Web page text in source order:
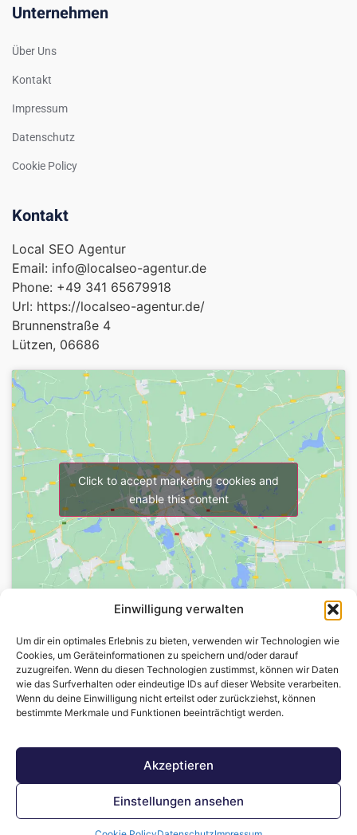
Einwilligung verwalten
Um dir ein optimales Erlebnis zu bieten, verwenden wir Technologien wie
Cookies, um Geräteinformationen zu speichern und/oder darauf
zuzugreifen. Wenn du diesen Technologien zustimmst, können wir Daten
wie das Surfverhalten oder eindeutige IDs auf dieser Website verarbeiten.
Wenn du deine Einwilligung nicht erteilst oder zurückziehst, können
bestimmte Merkmale und Funktionen beeinträchtigt werden.
Akzeptieren
Einstellungen ansehen
Unternehmen
Über Uns
Kontakt
Impressum
Datenschutz
Cookie Policy
Kontakt
Local SEO Agentur
Email: info@localseo-agentur.de
Phone: +49 341 65679918
Url: https://localseo-agentur.de/
Brunnenstraße 4
Lützen, 06686
Click to accept marketing cookies and
enable this content
Cookie PolicyAGB
©2024 All Rights Reserved.